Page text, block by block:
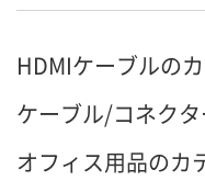
HDMIケーブルの
ケーブル/コネク
オフィス用品のカ